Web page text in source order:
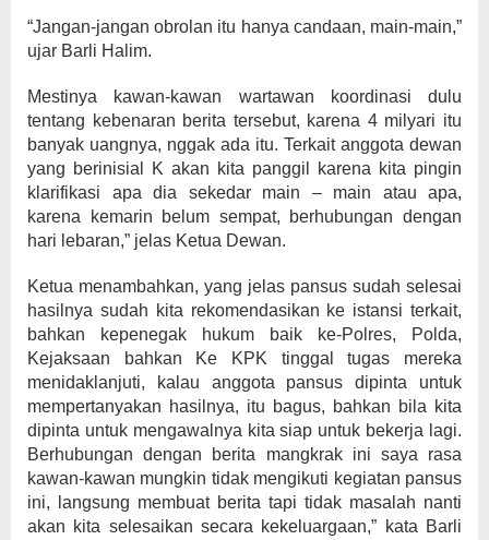
“Jangan-jangan obrolan itu hanya candaan, main-main,”
ujar Barli Halim.
Mestinya kawan-kawan wartawan koordinasi dulu
tentang kebenaran berita tersebut, karena 4 milyari itu
banyak uangnya, nggak ada itu. Terkait anggota dewan
yang berinisial K akan kita panggil karena kita pingin
klarifikasi apa dia sekedar main – main atau apa,
karena kemarin belum sempat, berhubungan dengan
hari lebaran,” jelas Ketua Dewan.
Ketua menambahkan, yang jelas pansus sudah selesai
hasilnya sudah kita rekomendasikan ke istansi terkait,
bahkan kepenegak hukum baik ke-Polres, Polda,
Kejaksaan bahkan Ke KPK tinggal tugas mereka
menidaklanjuti, kalau anggota pansus dipinta untuk
mempertanyakan hasilnya, itu bagus, bahkan bila kita
dipinta untuk mengawalnya kita siap untuk bekerja lagi.
Berhubungan dengan berita mangkrak ini saya rasa
kawan-kawan mungkin tidak mengikuti kegiatan pansus
ini, langsung membuat berita tapi tidak masalah nanti
akan kita selesaikan secara kekeluargaan,” kata Barli